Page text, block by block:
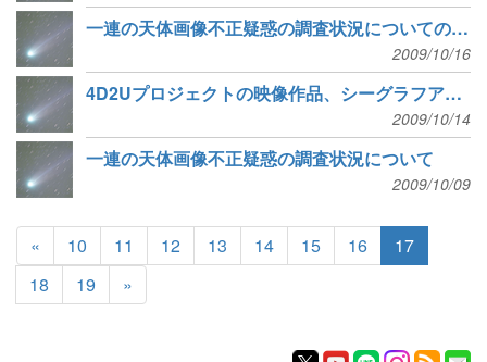
一連の天体画像不正疑惑の調査状況についての続報
2009/10/16
4D2Uプロジェクトの映像作品、シーグラフアジア大会で入選
2009/10/14
一連の天体画像不正疑惑の調査状況について
2009/10/09
« 10 11 12 13 14 15 16
17
18
19 »